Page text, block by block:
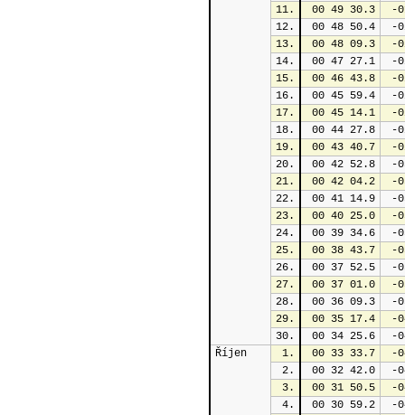
11.
00 49 30.3
-
12.
00 48 50.4
-
13.
00 48 09.3
-
14.
00 47 27.1
-
15.
00 46 43.8
-
16.
00 45 59.4
-
17.
00 45 14.1
-
18.
00 44 27.8
-
19.
00 43 40.7
-
20.
00 42 52.8
-
21.
00 42 04.2
-
22.
00 41 14.9
-
23.
00 40 25.0
-
24.
00 39 34.6
-
25.
00 38 43.7
-
26.
00 37 52.5
-
27.
00 37 01.0
-
28.
00 36 09.3
-
29.
00 35 17.4
-
30.
00 34 25.6
-
Říjen
1. 00 33 33.7
-
2.
00 32 42.0
-
3.
00 31 50.5
-
4.
00 30 59.2
-